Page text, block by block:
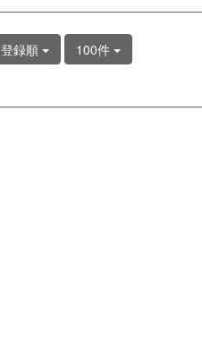
登録順 100件